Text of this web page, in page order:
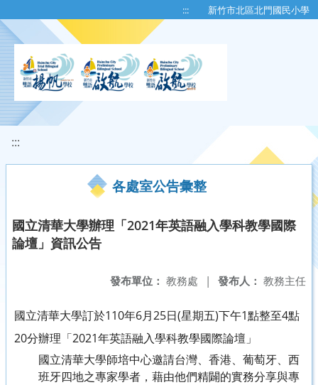
::: 新竹市北區北門國民小學
:::
各處室公告彙整
國立清華大學辦理「2021年英語融入學科教學國際
論壇」資訊公告
發布人： 教務主任
發布單位： 教務處 |
國立清華大學訂於110年6月25日(星期五)下午1點整至4點
20分辦理「2021年英語融入學科教學國際論壇」
國立清華大學師培中心邀請台灣、香港、葡萄牙、西
班牙四地之專家學者，藉由他們精闢的實務分享與專